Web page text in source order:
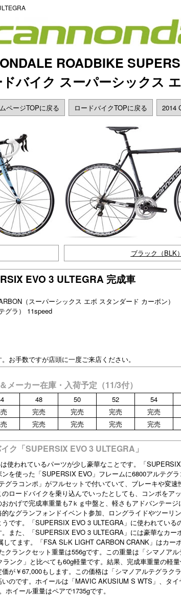
ROADBIKE
バイク スーパーシックス
ページTOPに戻る ロードバイクTOPに戻る 2014
ブラック（BLK）
EVO 3 ULTEGRA 完成車
（スーパーシックス エボ スタンダード カーボン）
グラ） 11speed
お手数ですが店頭に一度ご来店ください。
ーカー在庫・入荷予定（11/3付）
48 50 52 54
完売 完売 完売 完売
完売 完売 完売 完売
ク「SUPERSIX EVO 3 ULTEGRA」
使われているパーツが少し豪華なことです。「
を使った「SUPERSIX EVO」フレームに6800アルテグ
グラコンポ」がフルセットで付いていて、ブレーキや変
ロードバイクを乗り込んでいったとしても、コンポをア
かげで完成車重量も7ｋｇ中盤と、軽さもアドバンテージ
なグランフォンドイベント参加、ロングライドやツーリ
です。「SUPERSIX EVO 3 ULTEGRA」に使われている
また、「SUPERSIX EVO 3 ULTEGRA」には豪華なカー
てます。「FSA SL-K LIGHT CARBON CRANK」はカー
クランクセット重量は556gです。この重量は「シマノア
ンク」と比べても60g軽量です。結果、完成車重量の軽
が￥67,000もします。この価格は「シマノアルテグラクラ
いのです。ホイールは「MAVIC AKUSIUM S WTS」、タ
イール重量はペアで1735gです。